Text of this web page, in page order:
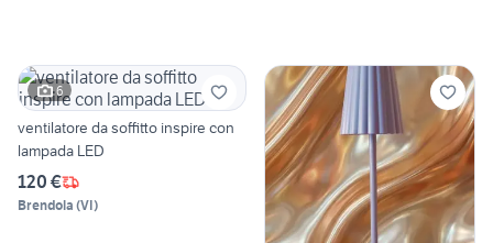
6
ventilatore da soffitto inspire con
lampada LED
120 €
Brendola (VI)